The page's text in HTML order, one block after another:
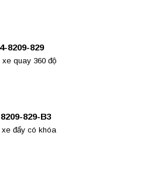
8209-829
xe quay 360 độ
829-B3
xe đẩy có khóa